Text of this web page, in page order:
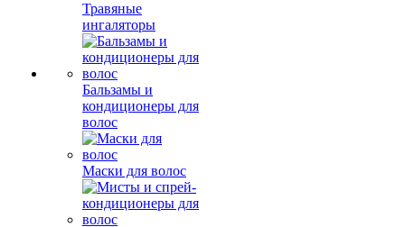
Травяные
ингаляторы
Бальзамы и
кондиционеры для
волос
Маски для волос